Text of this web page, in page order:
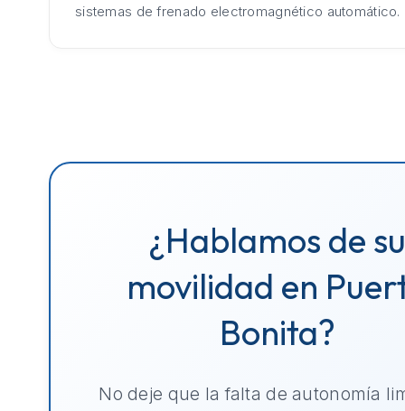
sistemas de frenado electromagnético automático.
¿Hablamos de su
movilidad en
Bonita?
No deje que la falta de autonomía